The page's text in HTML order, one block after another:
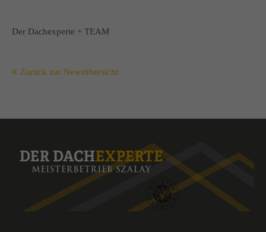
Der Dachexperte + TEAM
Zurück zur Newsübersicht